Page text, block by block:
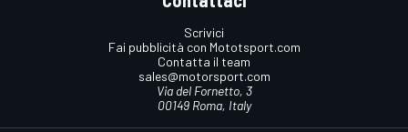
Scrivici
Fai pubblicità con Mototsport.com
Contatta il team
sales@motorsport.com
Via del Fornetto, 3
00149 Roma, Italy